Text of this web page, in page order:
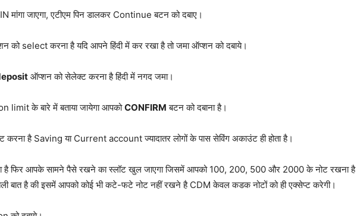
जाएगा, एटीएम पिन डालकर Continue बटन को दबाए।
को select करना है यदि आपने हिंदी में कर रखा है तो जमा ऑप्शन को दबाये।
ऑप्शन को सेलेक्ट करना है हिंदी में नगद जमा।
limit के बारे में बताया जायेगा आपकोCONFIRM बटन को दबाना है।
है Saving या Current account ज्यादातर लोगों के पास सेविंग अकाउंट ही होता है।
है फिर आपके सामने पैसे रखने का स्लॉट खुल जाएगा जिसमें आपको 100, 200, 500 और 2000 के नोट रखना है
बात है की इसमें आपको कोई भी कटे-फटे नोट नहीं रखने है CDM केवल कडक नोटों को ही एक्सेप्ट करेगी।